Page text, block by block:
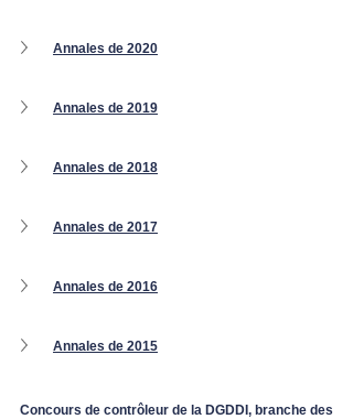
Annales de 2020
Annales de 2019
Annales de 2018
Annales de 2017
Annales de 2016
Annales de 2015
Concours de contrôleur de la DGDDI, branche des